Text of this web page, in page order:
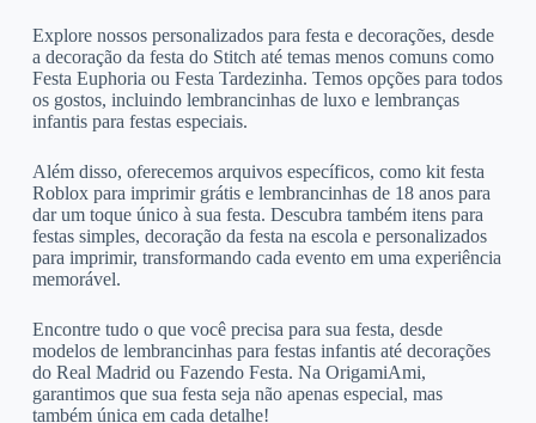
Explore nossos personalizados para festa e decorações, desde
a decoração da festa do Stitch até temas menos comuns como
Festa Euphoria ou Festa Tardezinha. Temos opções para todos
os gostos, incluindo lembrancinhas de luxo e lembranças
infantis para festas especiais.
Além disso, oferecemos arquivos específicos, como kit festa
Roblox para imprimir grátis e lembrancinhas de 18 anos para
dar um toque único à sua festa. Descubra também itens para
festas simples, decoração da festa na escola e personalizados
para imprimir, transformando cada evento em uma experiência
memorável.
Encontre tudo o que você precisa para sua festa, desde
modelos de lembrancinhas para festas infantis até decorações
do Real Madrid ou Fazendo Festa. Na OrigamiAmi,
garantimos que sua festa seja não apenas especial, mas
também única em cada detalhe!